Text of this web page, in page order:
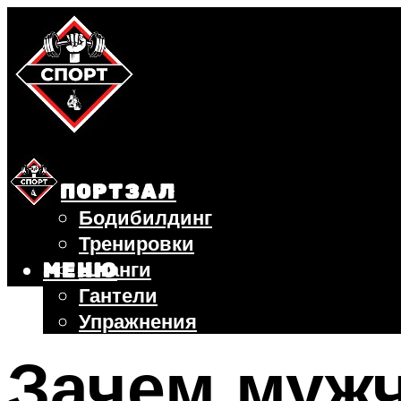
СПОРТЗАЛ
Бодибилдинг
Тренировки
Штанги
Гантели
Упражнения
БЕГ
МЕНЮ